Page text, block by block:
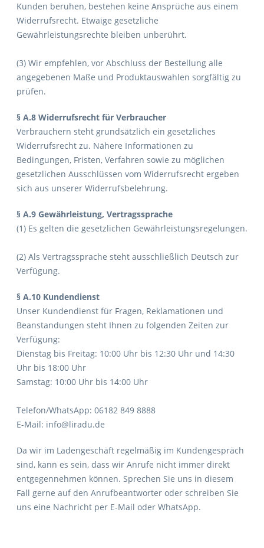
Kunden beruhen, bestehen keine Ansprüche aus einem
Widerrufsrecht. Etwaige gesetzliche
Gewährleistungsrechte bleiben unberührt.
(3) Wir empfehlen, vor Abschluss der Bestellung alle
angegebenen Maße und Produktauswahlen sorgfältig zu
prüfen.
§ A.8 Widerrufsrecht für Verbraucher
Verbrauchern steht grundsätzlich ein gesetzliches
Widerrufsrecht zu. Nähere Informationen zu
Bedingungen, Fristen, Verfahren sowie zu möglichen
gesetzlichen Ausschlüssen vom Widerrufsrecht ergeben
sich aus unserer Widerrufsbelehrung.
§ A.9 Gewährleistung, Vertragssprache
(1) Es gelten die gesetzlichen Gewährleistungsregelungen.
(2) Als Vertragssprache steht ausschließlich Deutsch zur
Verfügung.
§ A.10 Kundendienst
Unser Kundendienst für Fragen, Reklamationen und
Beanstandungen steht Ihnen zu folgenden Zeiten zur
Verfügung:
Dienstag bis Freitag: 10:00 Uhr bis 12:30 Uhr und 14:30
Uhr bis 18:00 Uhr
Samstag: 10:00 Uhr bis 14:00 Uhr
Telefon/WhatsApp: 06182 849 8888
E-Mail: info@liradu.de
Da wir im Ladengeschäft regelmäßig im Kundengespräch
sind, kann es sein, dass wir Anrufe nicht immer direkt
entgegennehmen können. Sprechen Sie uns in diesem
Fall gerne auf den Anrufbeantworter oder schreiben Sie
uns eine Nachricht per E-Mail oder WhatsApp.